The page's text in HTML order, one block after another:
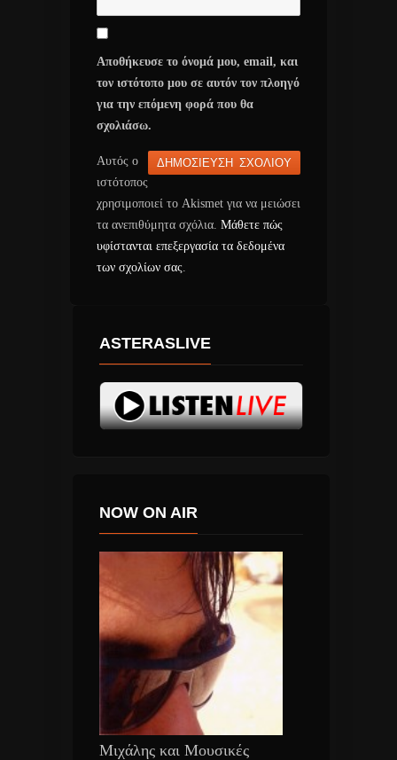
Αποθήκευσε το όνομά μου, email, και
τον ιστότοπο μου σε αυτόν τον πλοηγό
για την επόμενη φορά που θα
σχολιάσω.
Αυτός ο
ιστότοπος
χρησιμοποιεί το Akismet για να μειώσει
τα ανεπιθύμητα σχόλια. Μάθετε πώς
υφίστανται επεξεργασία τα δεδομένα
των σχολίων σας.
ASTERASLIVE
NOW ON AIR
Μιχάλης και Μουσικές